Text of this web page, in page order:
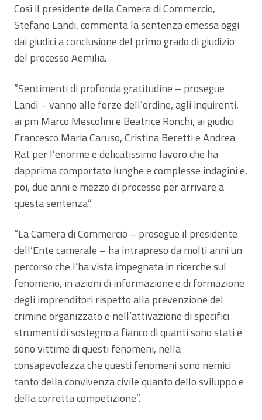
Così il presidente della Camera di Commercio,
Stefano Landi, commenta la sentenza emessa oggi
dai giudici a conclusione del primo grado di giudizio
del processo Aemilia.
“Sentimenti di profonda gratitudine – prosegue
Landi – vanno alle forze dell’ordine, agli inquirenti,
ai pm Marco Mescolini e Beatrice Ronchi, ai giudici
Francesco Maria Caruso, Cristina Beretti e Andrea
Rat per l’enorme e delicatissimo lavoro che ha
dapprima comportato lunghe e complesse indagini e,
poi, due anni e mezzo di processo per arrivare a
questa sentenza”.
“La Camera di Commercio – prosegue il presidente
dell’Ente camerale – ha intrapreso da molti anni un
percorso che l’ha vista impegnata in ricerche sul
fenomeno, in azioni di informazione e di formazione
degli imprenditori rispetto alla prevenzione del
crimine organizzato e nell’attivazione di specifici
strumenti di sostegno a fianco di quanti sono stati e
sono vittime di questi fenomeni, nella
consapevolezza che questi fenomeni sono nemici
tanto della convivenza civile quanto dello sviluppo e
della corretta competizione”.